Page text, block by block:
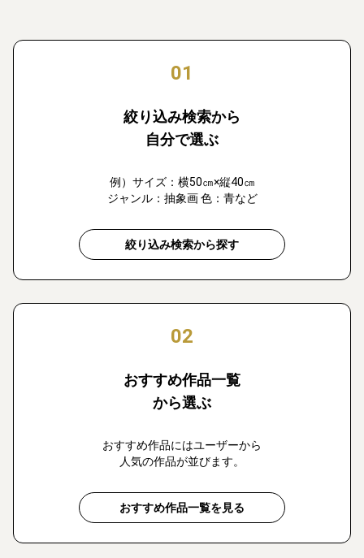
01
絞り込み検索から
自分で選ぶ
例）サイズ：横50㎝×縦40㎝
ジャンル：抽象画 色：青など
絞り込み検索から探す
02
おすすめ作品一覧
から選ぶ
おすすめ作品にはユーザーから
人気の作品が並びます。
おすすめ作品一覧を見る